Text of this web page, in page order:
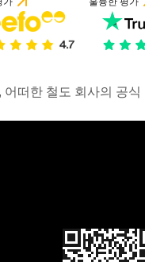
떠한 철도 회사의 공식